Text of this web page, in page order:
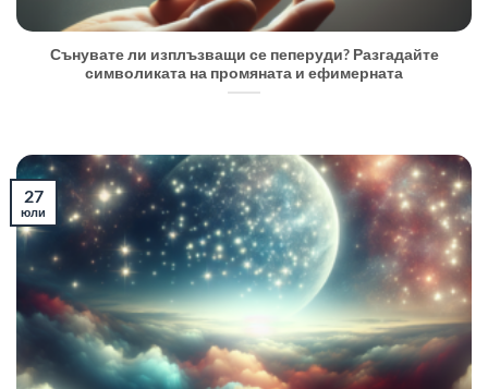
Сънувате ли изплъзващи се пеперуди? Разгадайте
символиката на промяната и ефимерната
27
юли